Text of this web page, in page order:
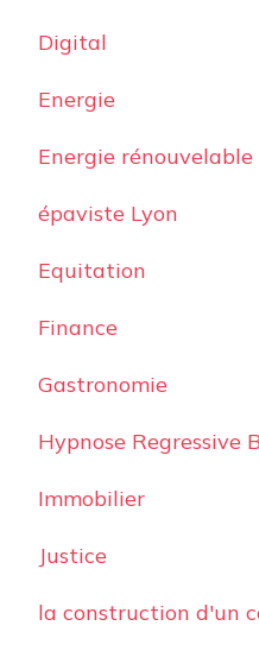
Digital
Energie
Energie rénouvelable
épaviste Lyon
Equitation
Finance
Gastronomie
Hypnose Regressive
Immobilier
Justice
la construction d'un